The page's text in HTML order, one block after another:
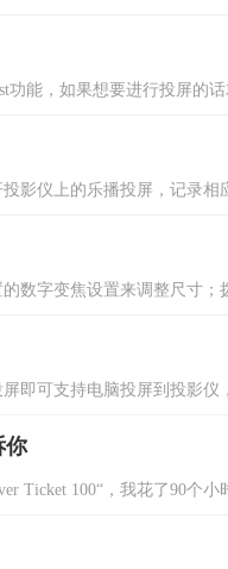
功能，如果想要进行投屏的
影仪上的乐播投屏，记录相
数字变焦设置来调整尺寸；
即可支持电脑投屏到投影仪
你
Ticket 100“，我花了90个小